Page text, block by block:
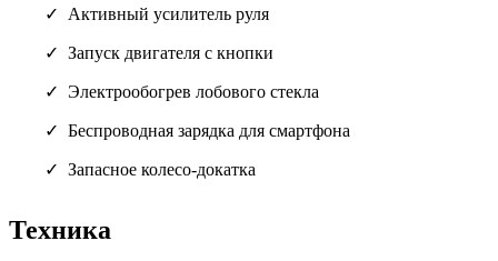
Активный усилитель руля
Запуск двигателя с кнопки
Электрообогрев лобового стекла
Беспроводная зарядка для смартфона
Запасное колесо-докатка
Техника